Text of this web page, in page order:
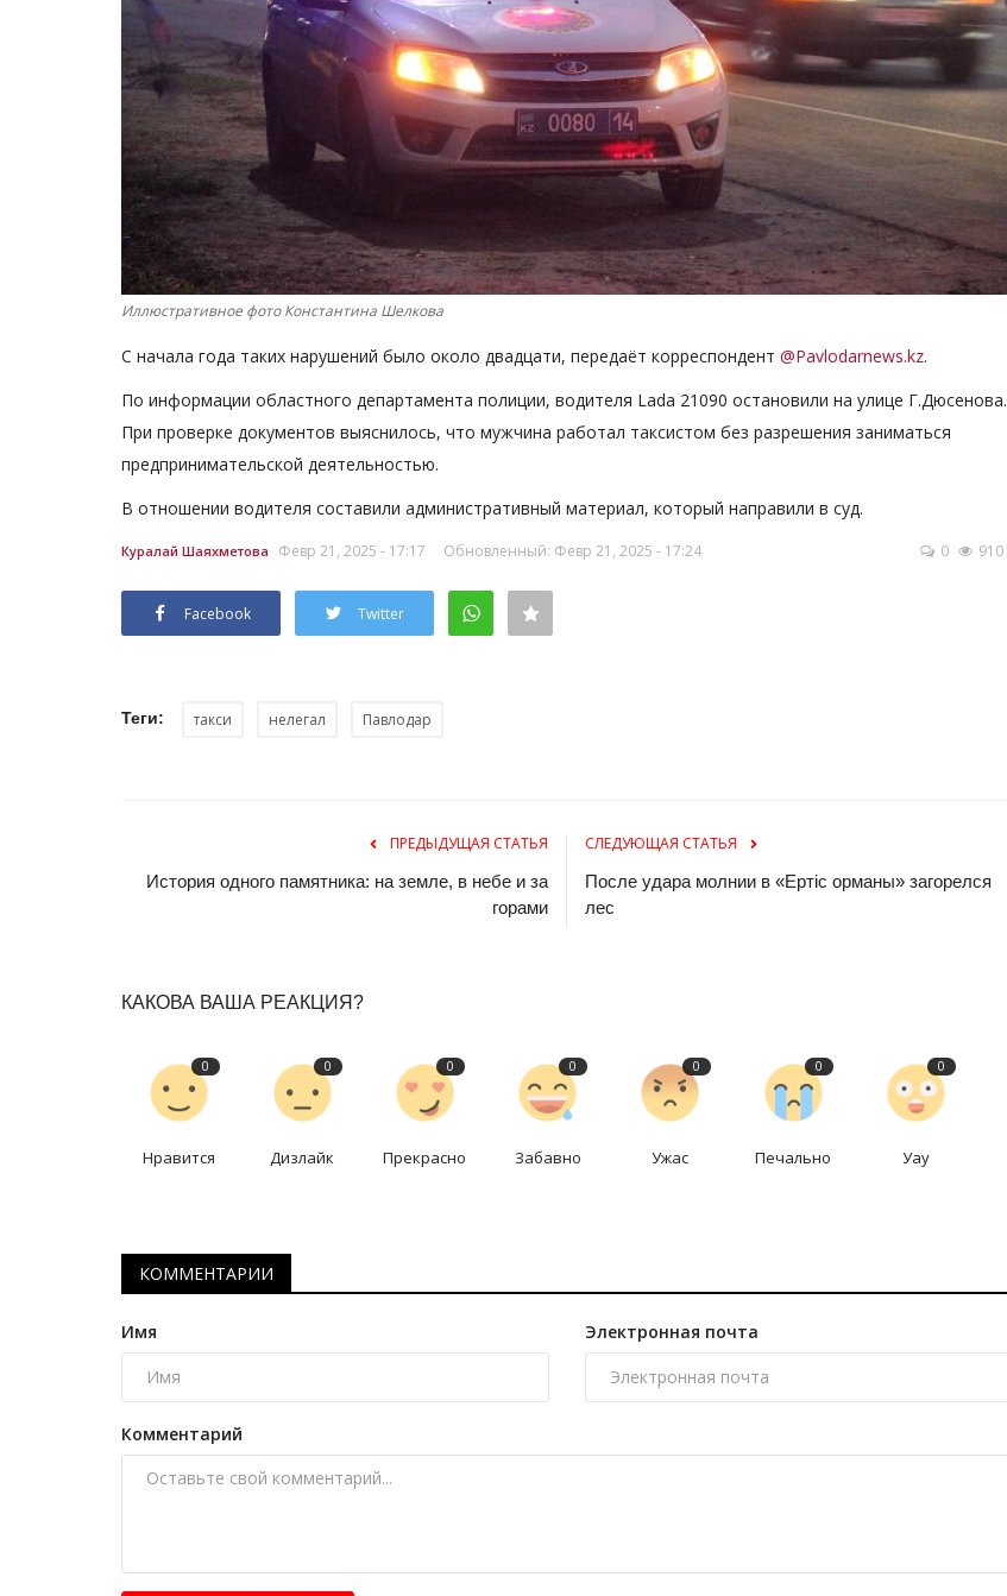
Иллюстративное фото Константина Шелкова
С начала года таких нарушений было около двадцати, передаёт корреспондент @Pavlodarnews.kz.
По информации областного департамента полиции, водителя Lada 21090 остановили на улице Г.Дюсенова.
При проверке документов выяснилось, что мужчина работал таксистом без разрешения заниматься
предпринимательской деятельностью.
В отношении водителя составили административный материал, который направили в суд.
Куралай Шаяхметова Февр 21, 2025 - 17:17 Обновленный: Февр 21, 2025 - 17:24 0 910
Facebook Twitter
Теги: такси нелегал Павлодар
ПРЕДЫДУЩАЯ СТАТЬЯ
История одного памятника: на земле, в небе и за
горами
СЛЕДУЮЩАЯ СТАТЬЯ
После удара молнии в «Ертіс орманы» загорелся
лес
КАКОВА ВАША РЕАКЦИЯ?
0
Нравится
0
Дизлайк
0
Прекрасно
0
Забавно
0
Ужас
0
Печально
0
Уау
КОММЕНТАРИИ
Имя Электронная почта
Комментарий
Экология